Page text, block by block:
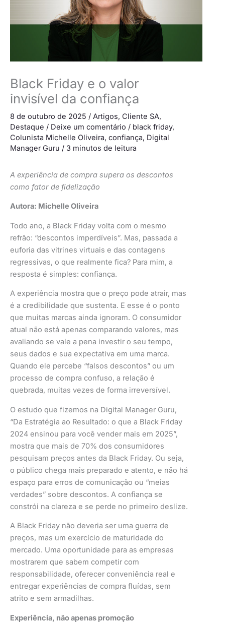
Black Friday e o valor
invisível da confiança
8 de outubro de 2025 / Artigos, Cliente SA,
Destaque / Deixe um comentário / black friday,
Colunista Michelle Oliveira, confiança, Digital
Manager Guru / 3 minutos de leitura
A experiência de compra supera os descontos
como fator de fidelização
Autora: Michelle Oliveira
Todo ano, a Black Friday volta com o mesmo
refrão: “descontos imperdíveis”. Mas, passada a
euforia das vitrines virtuais e das contagens
regressivas, o que realmente fica? Para mim, a
resposta é simples: confiança.
A experiência mostra que o preço pode atrair, mas
é a credibilidade que sustenta. E esse é o ponto
que muitas marcas ainda ignoram. O consumidor
atual não está apenas comparando valores, mas
avaliando se vale a pena investir o seu tempo,
seus dados e sua expectativa em uma marca.
Quando ele percebe “falsos descontos” ou um
processo de compra confuso, a relação é
quebrada, muitas vezes de forma irreversível.
O estudo que fizemos na Digital Manager Guru,
“Da Estratégia ao Resultado: o que a Black Friday
2024 ensinou para você vender mais em 2025”,
mostra que mais de 70% dos consumidores
pesquisam preços antes da Black Friday. Ou seja,
o público chega mais preparado e atento, e não há
espaço para erros de comunicação ou “meias
verdades” sobre descontos. A confiança se
constrói na clareza e se perde no primeiro deslize.
A Black Friday não deveria ser uma guerra de
preços, mas um exercício de maturidade do
mercado. Uma oportunidade para as empresas
mostrarem que sabem competir com
responsabilidade, oferecer conveniência real e
entregar experiências de compra fluídas, sem
atrito e sem armadilhas.
Experiência, não apenas promoção